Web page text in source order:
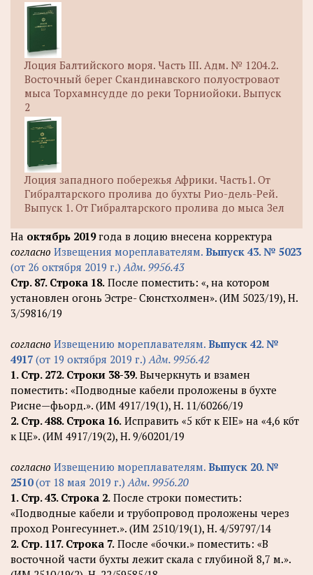
Лоция Балтийского моря. Часть III. Адм. № 1204.2.
Восточный берег Скандинавского полуостроваот
мыса Торхамнсудде до реки Торниойоки. Выпуск
2
Лоция западного побережья Африки. Часть1. От
Гибралтарского пролива до бухты Рио-дель-Рей.
Выпуск 1. От Гибралтарского пролива до мыса Зел
На октябрь 2019года в лоцию внесена корректура
согласно Извещения мореплавателям. Выпуск 43. № 5023
(от 26 октября 2019 г.) Адм. 9956.43
Стр. 87. Строка 18. После поместить: «, на котором
установлен огонь Эстре- Сюнстхолмен». (ИМ 5023/19), Н.
3/59816/19
согласно Извещению мореплавателям. Выпуск 42. №
4917 (от 19 октября 2019 г.) Адм. 9956.42
1. Стр. 272. Строки 38-39. Вычеркнуть и взамен
поместить: «Подводные кабели проложены в бухте
Рисне—фьорд.». (ИМ 4917/19(1), Н. 11/60266/19
2. Стр. 488. Строка 16. Исправить «5 кбт к ЕIЕ» на «4,6 кбт
к ЦЕ». (ИМ 4917/19(2), Н. 9/60201/19
согласно Извещению мореплавателям. Выпуск 20. №
2510(от 18 мая 2019 г.) Адм. 9956.20
1. Стр. 43. Строка 2. После строки поместить:
«Подводные кабели и трубопровод проложены через
проход Ронгесуннет.». (ИМ 2510/19(1), Н. 4/59797/14
2. Стр. 117. Строка 7. После «бочки.» поместить: «В
восточной части бухты лежит скала с глубиной 8,7 м.».